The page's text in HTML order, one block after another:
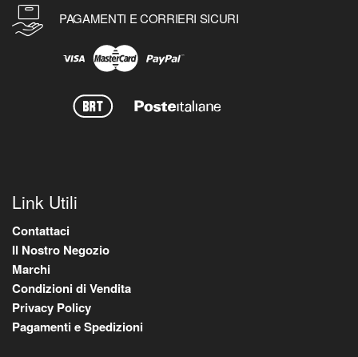
PAGAMENTI E CORRIERI SICURI
Link Utili
Contattaci
Il Nostro Negozio
Marchi
Condizioni di Vendita
Privacy Policy
Pagamenti e Spedizioni